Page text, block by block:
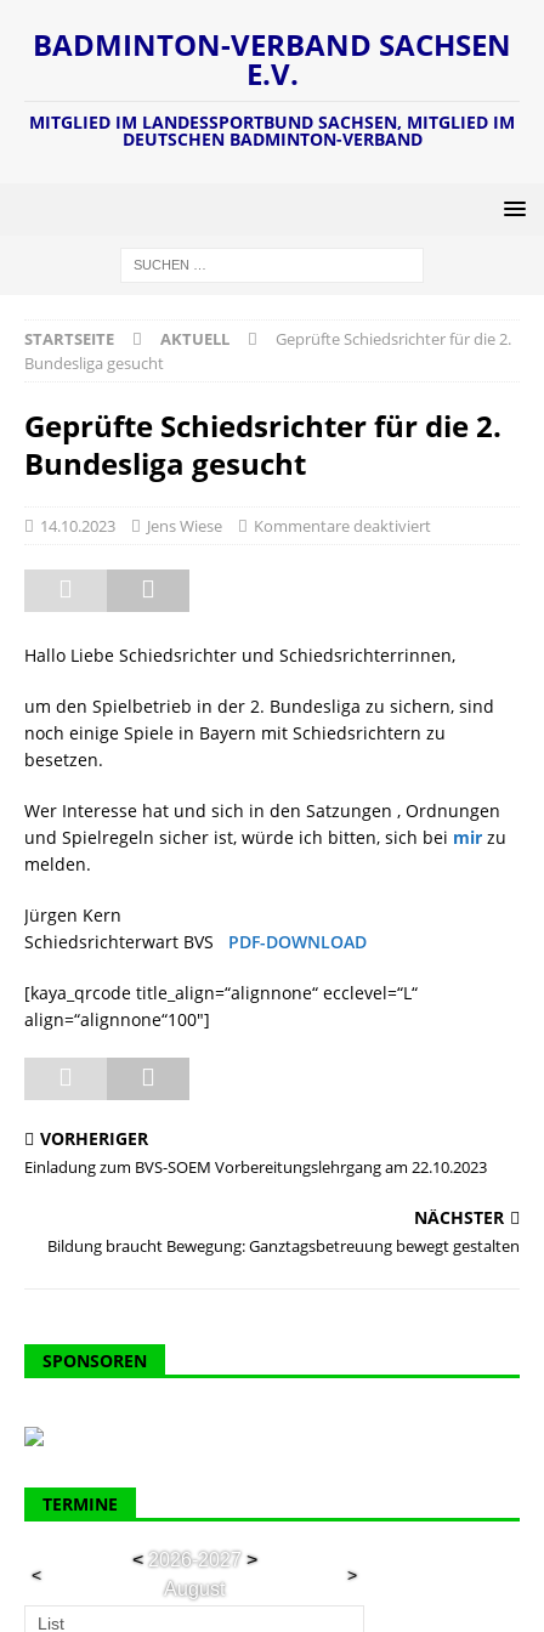
BADMINTON-VERBAND SACHSEN
E.V.
MITGLIED IM LANDESSPORTBUND SACHSEN, MITGLIED IM
DEUTSCHEN BADMINTON-VERBAND
STARTSEITE AKTUELL
Geprüfte Schiedsrichter für die 2.
Bundesliga gesucht
Geprüfte Schiedsrichter für die 2.
Bundesliga gesucht
14.10.2023 Jens Wiese Kommentare deaktiviert
Hallo Liebe Schiedsrichter und Schiedsrichterrinnen,
um den Spielbetrieb in der 2. Bundesliga zu sichern, sind
noch einige Spiele in Bayern mit Schiedsrichtern zu
besetzen.
Wer Interesse hat und sich in den Satzungen , Ordnungen
und Spielregeln sicher ist, würde ich bitten, sich bei mir zu
melden.
Jürgen Kern
Schiedsrichterwart BVS
PDF-DOWNLOAD
[kaya_qrcode title_align=“alignnone“ ecclevel=“L“
align=“alignnone“100″]
VORHERIGER
Einladung zum BVS-SOEM Vorbereitungslehrgang am 22.10.2023
NÄCHSTER
Bildung braucht Bewegung: Ganztagsbetreuung bewegt gestalten
SPONSOREN
TERMINE
<
<2026-2027 >
August
>
List